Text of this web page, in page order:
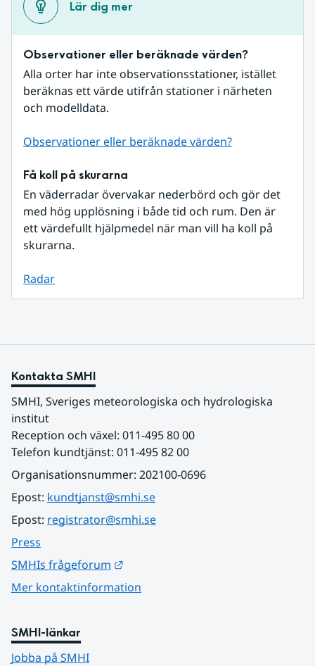
Lär dig mer
Observationer eller beräknade värden?
Alla orter har inte observationsstationer, istället
beräknas ett värde utifrån stationer i närheten
och modelldata.
Observationer eller beräknade värden?
Få koll på skurarna
En väderradar övervakar nederbörd och gör det
med hög upplösning i både tid och rum. Den är
ett värdefullt hjälpmedel när man vill ha koll på
skurarna.
Radar
Kontakta SMHI
SMHI, Sveriges meteorologiska och hydrologiska
institut
Reception och växel: 011-495 80 00
Telefon kundtjänst: 011-495 82 00
Organisationsnummer: 202100-0696
Epost: kundtjanst@smhi.se
Epost: registrator@smhi.se
Press
SMHIs frågeforum
Mer kontaktinformation
SMHI-länkar
Jobba på SMHI